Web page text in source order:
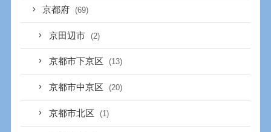
京都府 (69)
京田辺市 (2)
京都市下京区 (13)
京都市中京区 (20)
京都市北区 (1)